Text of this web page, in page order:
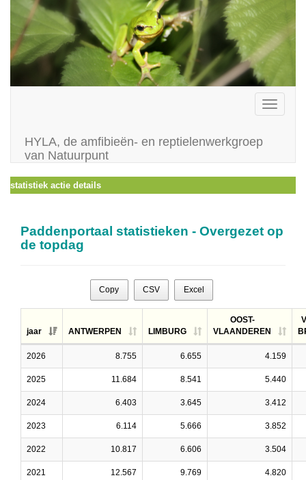
Toggle
HYLA, de amfibieën- en reptielenwerkgroep
van Natuurpunt
statistiek actie details
Paddenportaal statistieken - Overgezet op
de topdag
Copy CSV Excel
jaar ANTWERPEN LIMBURG
OOST-
VLAANDEREN
2026 8.755 6.655 4.159
2025 11.684 8.541 5.440
2024 6.403 3.645 3.412
2023 6.114 5.666 3.852
2022 10.817 6.606 3.504
2021 12.567 9.769 4.820